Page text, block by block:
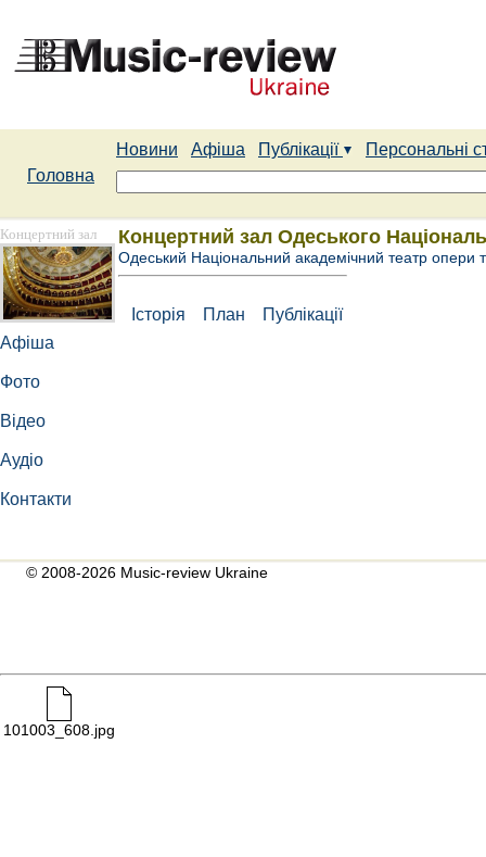
Новини Афіша Публікації
Персональні
Головна
Концертний зал
Афіша
Фото
Відео
Аудіо
Контакти
Концертний зал Одеського
Одеський Національний академічний театр опери
Історія План Публікації
© 2008-2026 Music-review Ukraine
101003_608.jpg